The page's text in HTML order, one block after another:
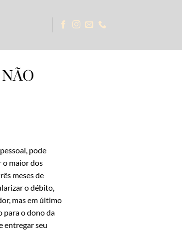
pode
o maior dos
meses de
o débito,
mas em último
para o dono da
entregar seu